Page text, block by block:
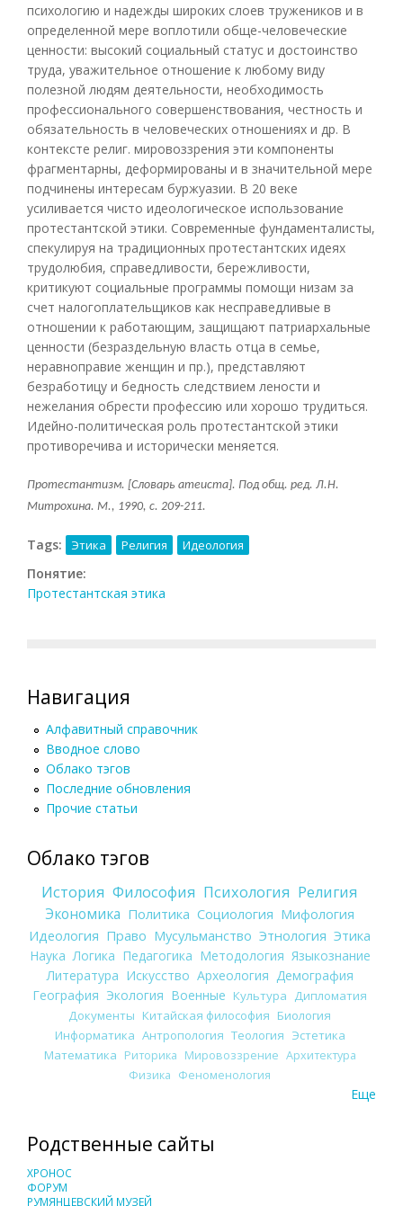
психологию и надежды широких слоев тружеников и в
определенной мере воплотили обще-человеческие
ценности: высокий социальный статус и достоинство
труда, уважительное отношение к любому виду
полезной людям деятельности, необходимость
профессионального совершенствования, честность и
обязательность в человеческих отношениях и др. В
контексте религ. мировоззрения эти компоненты
фрагментарны, деформированы и в значительной мере
подчинены интересам буржуазии. В 20 веке
усиливается чисто идеологическое использование
протестантской этики. Современные фундаменталисты,
спекулируя на традиционных протестантских идеях
трудолюбия, справедливости, бережливости,
критикуют социальные программы помощи низам за
счет налогоплательщиков как несправедливые в
отношении к работающим, защищают патриархальные
ценности (безраздельную власть отца в семье,
неравноправие женщин и пр.), представляют
безработицу и бедность следствием лености и
нежелания обрести профессию или хорошо трудиться.
Идейно-политическая роль протестантской этики
противоречива и исторически меняется.
Протестантизм. [Словарь атеиста]. Под общ. ред. Л.Н.
Митрохина. М., 1990, с. 209-211.
Tags: Этика Религия Идеология
Понятие:
Протестантская этика
Навигация
Алфавитный справочник
Вводное слово
Облако тэгов
Последние обновления
Прочие статьи
Облако тэгов
История Философия Психология Религия
Экономика Политика Социология Мифология
Идеология Право Мусульманство Этнология Этика
Наука Логика Педагогика Методология Языкознание
Литература Искусство Археология Демография
География Экология Военные Культура
Дипломатия
Документы Китайская философия Биология
Информатика Антропология Теология Эстетика
Математика Риторика Мировоззрение Архитектура
Физика Феноменология
Еще
Родственные сайты
ХРОНОС
ФОРУМ
РУМЯНЦЕВСКИЙ МУЗЕЙ